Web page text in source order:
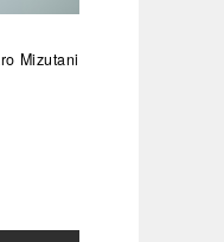
Mizutani